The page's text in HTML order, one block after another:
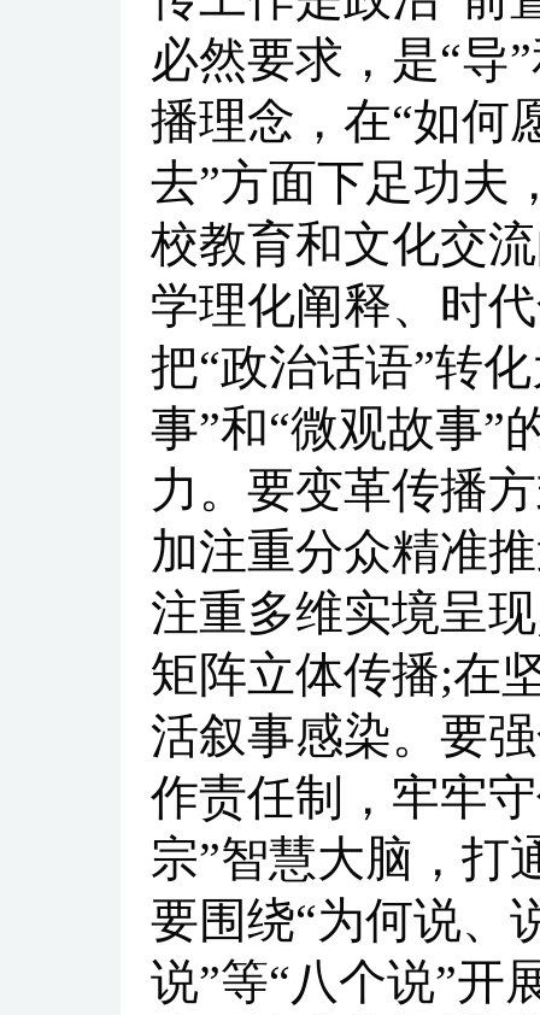
必然要求，是“导
播理念，在“如何
去”方面下足功夫
校教育和文化交
学理化阐释、时
把“政治话语”转
事”和“微观故事”
力。要变革传播
加注重分众精准
注重多维实境呈
矩阵立体传播;在
活叙事感染。要
作责任制，牢牢
宗”智慧大脑，打
要围绕“为何说、
说”等“八个说”开